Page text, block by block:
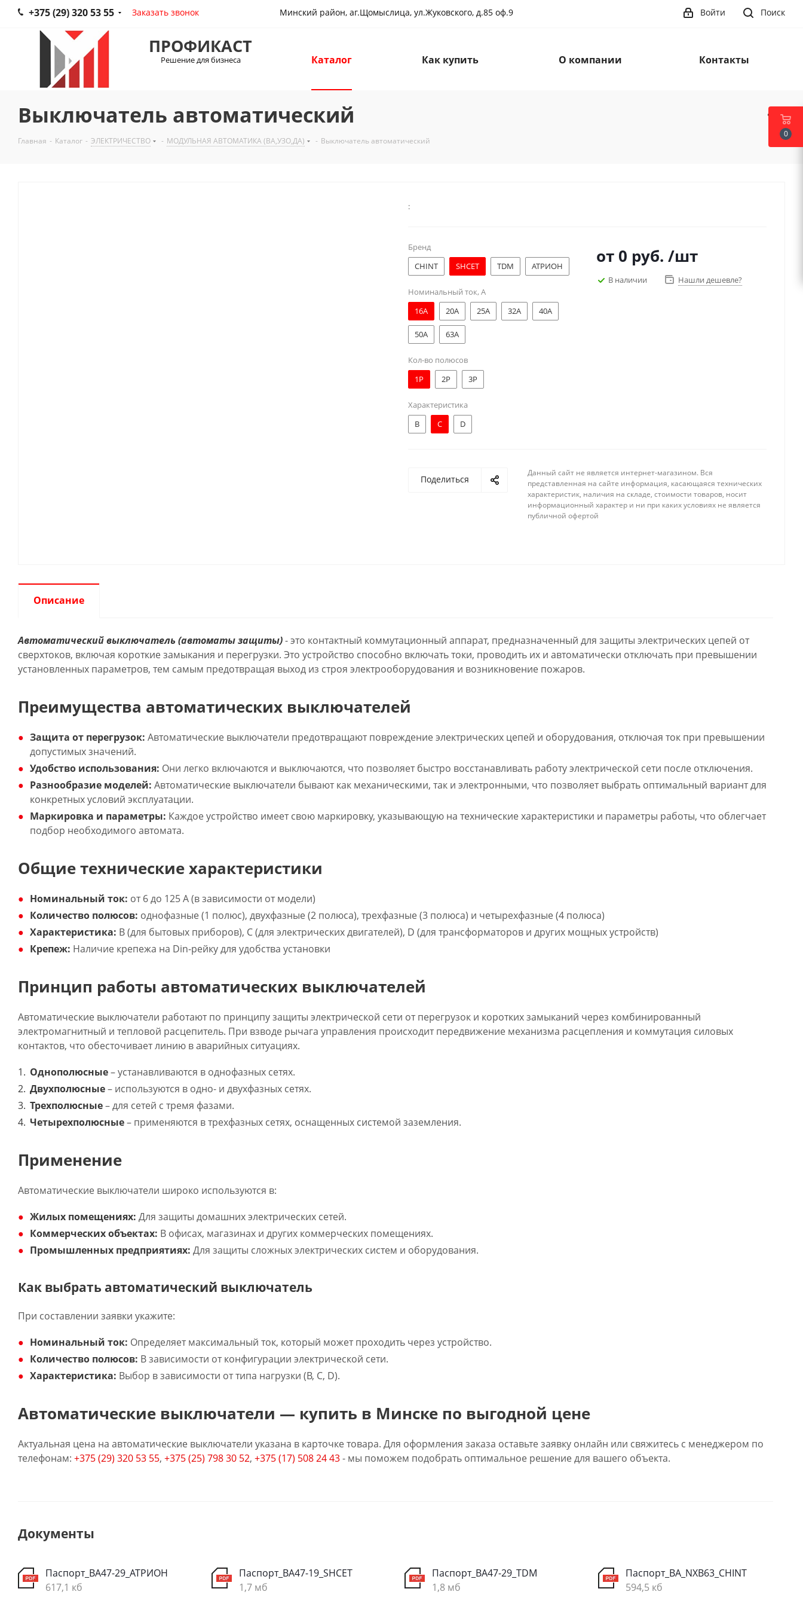
+375 (29) 320 53 55 Заказать звонок Минский район, аг.Щомыслица, ул.Жуковского, д.85 оф.9 Поиск
Войти
ПРОФИКАСТ
Решение для бизнеса Каталог Как купить О компании Контакты
Выключатель автоматический
Главная - Каталог - ЭЛЕКТРИЧЕСТВО - МОДУЛЬНАЯ АВТОМАТИКА (ВА,УЗО,ДА) - Выключатель автоматический
:
Бренд
CHINT
SHCET TDM АТРИОН
Номинальный ток, А
16A
20A 25A 32A 40A
50A 63A
Кол-во полюсов
1Р
2Р 3Р
Характеристика
B
C D
от 0 руб. /шт
В наличии Нашли дешевле?
Поделиться
Данный сайт не является интернет-магазином. Вся
представленная на сайте информация, касающаяся технических
характеристик, наличия на складе, стоимости товаров, носит
информационный характер и ни при каких условиях не является
публичной офертой
Описание
Автоматический выключатель (автоматы защиты)- это контактный коммутационный аппарат, предназначенный для защиты электрических цепей от
сверхтоков, включая короткие замыкания и перегрузки. Это устройство способно включать токи, проводить их и автоматически отключать при превышении
установленных параметров, тем самым предотвращая выход из строя электрооборудования и возникновение пожаров.
Преимущества автоматических выключателей
Защита от перегрузок: Автоматические выключатели предотвращают повреждение электрических цепей и оборудования, отключая ток при превышении
допустимых значений.
Удобство использования: Они легко включаются и выключаются, что позволяет быстро восстанавливать работу электрической сети после отключения.
Разнообразие моделей: Автоматические выключатели бывают как механическими, так и электронными, что позволяет выбрать оптимальный вариант для
конкретных условий эксплуатации.
Маркировка и параметры: Каждое устройство имеет свою маркировку, указывающую на технические характеристики и параметры работы, что облегчает
подбор необходимого автомата.
Общие технические характеристики
Номинальный ток: от 6 до 125 А (в зависимости от модели)
Количество полюсов: однофазные (1 полюс), двухфазные (2 полюса), трехфазные (3 полюса) и четырехфазные (4 полюса)
Характеристика: B (для бытовых приборов), C (для электрических двигателей), D (для трансформаторов и других мощных устройств)
Крепеж: Наличие крепежа на Din-рейку для удобства установки
Принцип работы автоматических выключателей
Автоматические выключатели работают по принципу защиты электрической сети от перегрузок и коротких замыканий через комбинированный
электромагнитный и тепловой расцепитель. При взводе рычага управления происходит передвижение механизма расцепления и коммутация силовых
контактов, что обесточивает линию в аварийных ситуациях.
Однополюсные– устанавливаются в однофазных сетях.
Двухполюсные– используются в одно- и двухфазных сетях.
Трехполюсные– для сетей с тремя фазами.
Четырехполюсные– применяются в трехфазных сетях, оснащенных системой заземления.
Применение
Автоматические выключатели широко используются в:
Жилых помещениях: Для защиты домашних электрических сетей.
Коммерческих объектах: В офисах, магазинах и других коммерческих помещениях.
Промышленных предприятиях: Для защиты сложных электрических систем и оборудования.
Как выбрать автоматический выключатель
При составлении заявки укажите:
Номинальный ток: Определяет максимальный ток, который может проходить через устройство.
Количество полюсов: В зависимости от конфигурации электрической сети.
Характеристика: Выбор в зависимости от типа нагрузки (B, C, D).
Автоматические выключатели — купить в Минске по выгодной цене
Актуальная цена на автоматические выключатели указана в карточке товара. Для оформления заказа оставьте заявку онлайн или свяжитесь с менеджером по
телефонам: +375 (29) 320 53 55, +375 (25) 798 30 52, +375 (17) 508 24 43- мы поможем подобрать оптимальное решение для вашего объекта.
Документы
Паспорт_ВА47-29_АТРИОН
617,1 кб
Паспорт_ВА47-19_SHCET
1,7 мб
Паспорт_ВА47-29_TDM
1,8 мб
Паспорт_ВА_NXB63_CHINT
594,5 кб
0